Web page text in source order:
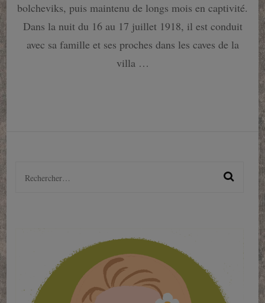
:Et
l’un
d’eux
bolcheviks, puis maintenu de longs mois en captivité.
Dans la nuit du 16 au 17 juillet 1918, il est conduit
avec sa famille et ses proches dans les caves de la
villa …
Rechercher :